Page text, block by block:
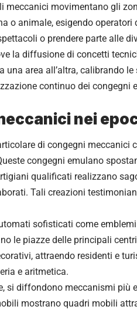
meccanici movimentano gli
o animale, esigendo
o prendere parte alle
la diffusione di concetti
area all’altra, calibrando
continuo dei congegni
nei
di congegni meccanici
congegni emulano
qualificati realizzano
Tali creazioni
sofisticati come
le piazze delle principali
attraendo residenti e
e aritmetica.
si diffondono meccanismi più
mostrano quadri mobili